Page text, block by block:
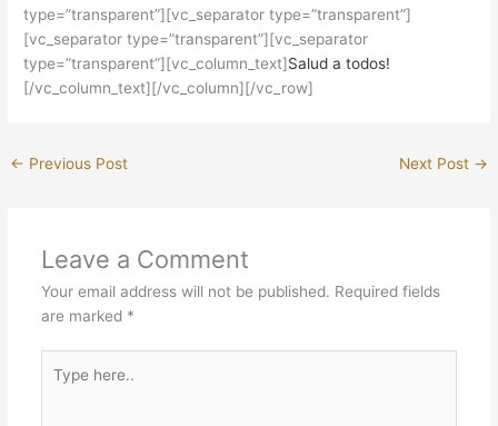
type=”transparent”][vc_separator type=”transparent”]
[vc_separator type=”transparent”][vc_separator
type=”transparent”][vc_column_text]Salud a todos!
[/vc_column_text][/vc_column][/vc_row]
← Previous Post Next Post →
Leave a Comment
Your email address will not be published. Required fields
are marked *
here..